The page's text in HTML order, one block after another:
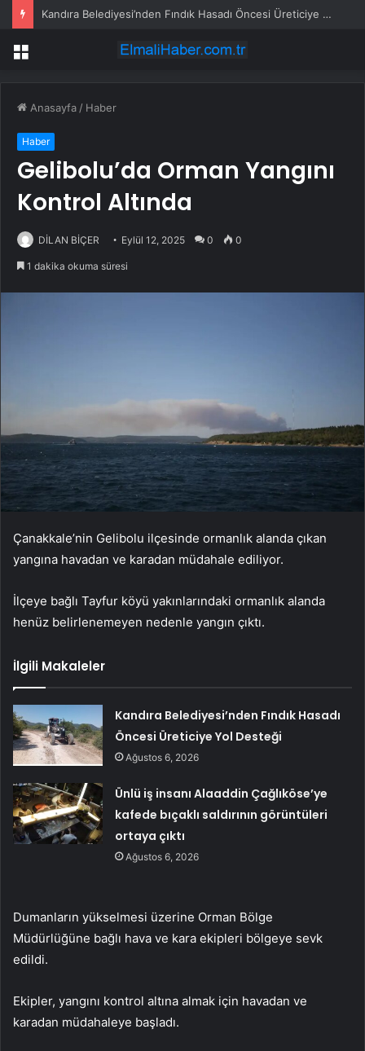
Kandıra Belediyesi’nden Fındık Hasadı Öncesi Üreticiye Yol Desteği
Menü
Anasayfa / Haber
Haber
Gelibolu’da Orman Yangını
Kontrol Altında
DİLAN BİÇER Eylül 12, 2025 0 0
1 dakika okuma süresi
Çanakkale’nin Gelibolu ilçesinde ormanlık alanda çıkan
yangına havadan ve karadan müdahale ediliyor.
İlçeye bağlı Tayfur köyü yakınlarındaki ormanlık alanda
henüz belirlenemeyen nedenle yangın çıktı.
İlgili Makaleler
Kandıra Belediyesi’nden Fındık Hasadı
Öncesi Üreticiye Yol Desteği
Ağustos 6, 2026
Ünlü iş insanı Alaaddin Çağlıköse’ye
kafede bıçaklı saldırının görüntüleri
ortaya çıktı
Ağustos 6, 2026
Dumanların yükselmesi üzerine Orman Bölge
Müdürlüğüne bağlı hava ve kara ekipleri bölgeye sevk
edildi.
Ekipler, yangını kontrol altına almak için havadan ve
karadan müdahaleye başladı.